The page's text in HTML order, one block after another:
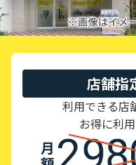
店舗指
利用できる店
お得に利